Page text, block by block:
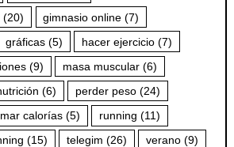
(20) gimnasio online (7)
gráficas (5) hacer ejercicio (7)
(9) masa muscular (6)
(6) perder peso (24)
calorías (5) running (11)
(15) telegim (26) verano (9)